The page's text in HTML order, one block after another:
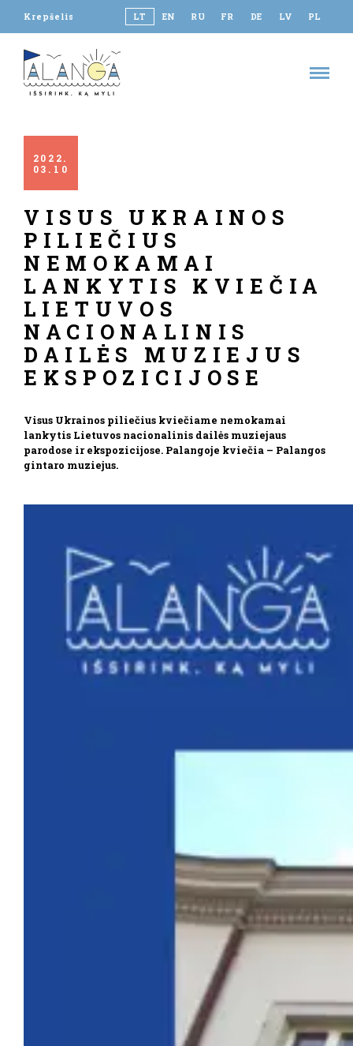
Krepšelis LT EN RU FR DE LV PL
VISUS UKRAINOS
PILIEČIUS
NEMOKAMAI
LANKYTIS KVIEČIA
LIETUVOS
NACIONALINIS
DAILĖS MUZIEJUS
EKSPOZICIJOSE
2022
03
10
Visus Ukrainos piliečius kviečiame nemokamai
lankytis Lietuvos nacionalinis dailės muziejaus
parodose ir ekspozicijose. Palangoje kviečia – Palangos
gintaro muziejus.